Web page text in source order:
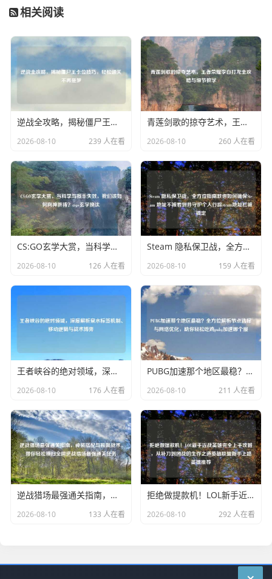
相关阅读
逆战全攻略，揭秘僵尸王卡位技巧，轻松通关不再是梦
2026-08-10 239 人在看
青莲剑歌的掠夺艺术，王者荣耀李白打龙全攻略与细节教学
2026-08-10 260 人在看
CS:GO玄学大赏，当科学与概率失效，我们该如何向神祈祷？csgo玄学换汰
2026-08-10 126 人在看
Steam 隐私保卫战，全方位指南教你如何确保Steam 地址不被看到并守护个人行踪steam地址栏被锁定
2026-08-10 159 人在看
王者峡谷的绝对领域，深度解析泉水标签机制、移动逻辑与战术博弈
2026-08-10 176 人在看
PUBG加速那个地区最稳？全方位解析节点选择与 优化，助你轻松吃鸡pubg加速哪个服
2026-08-10 211 人在看
逆战猎场最强通关指南，神装搭配与极限战术，带你轻松横扫全图逆战猎场最强通关任务
2026-08-10 133 人在看
拒绝做提款机！LOL新手近战英雄完全上手攻略，从补刀到团战的生存之道英雄联盟新手上路英雄推荐
2026-08-10 292 人在看